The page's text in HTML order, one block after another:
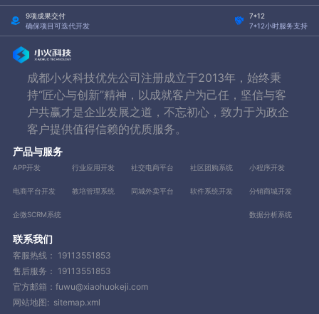
9项成果交付
确保项目可迭代开发
7*12
7*12小时服务支持
成都小火科技优先公司注册成立于2013年，始终秉
持“匠心与创新”精神，以成就客户为己任，坚信与客
户共赢才是企业发展之道，不忘初心，致力于为政企
客户提供值得信赖的优质服务。
产品与服务
APP开发 行业应用开发 社交电商平台 社区团购系统 小程序开发
电商平台开发 教培管理系统 同城外卖平台 软件系统开发 分销商城开发
企微SCRM系统 数据分析系统
联系我们
客服热线： 19113551853
售后服务： 19113551853
官方邮箱：fuwu@xiaohuokeji.com
网站地图: sitemap.xml